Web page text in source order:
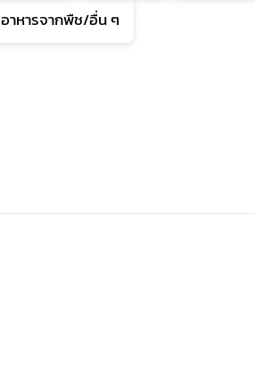
อาหารจากพืช/อื่น ๆ